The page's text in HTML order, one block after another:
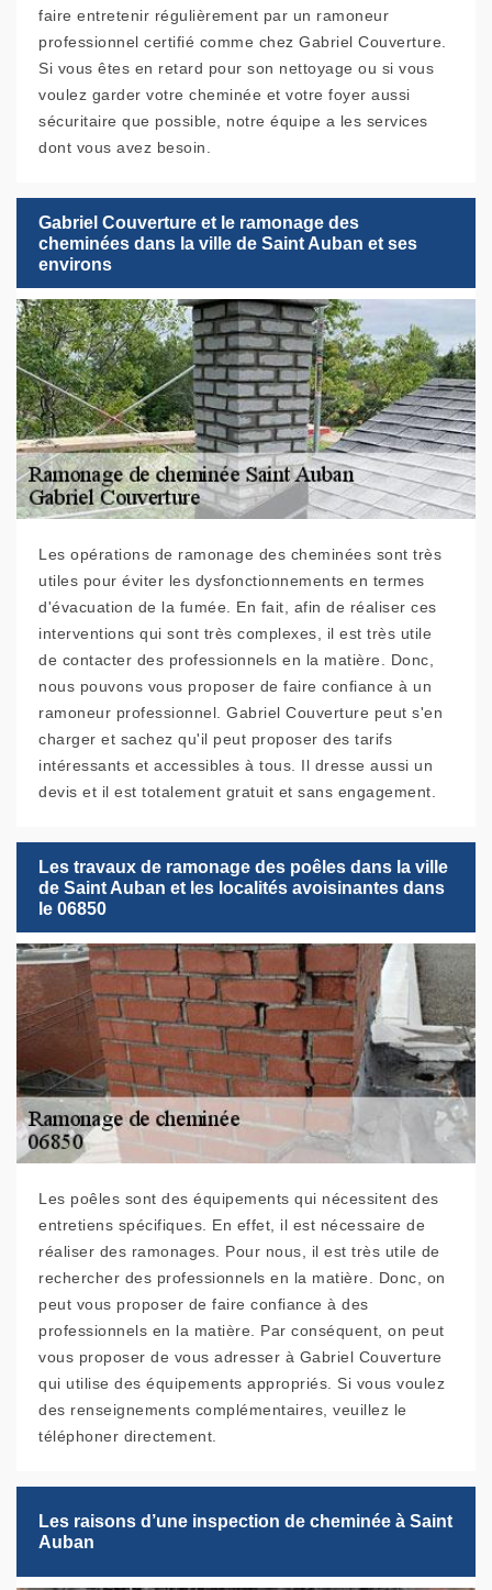
faire entretenir régulièrement par un ramoneur
professionnel certifié comme chez Gabriel Couverture.
Si vous êtes en retard pour son nettoyage ou si vous
voulez garder votre cheminée et votre foyer aussi
sécuritaire que possible, notre équipe a les services
dont vous avez besoin.
Gabriel Couverture et le ramonage des
cheminées dans la ville de Saint Auban et ses
environs
Les opérations de ramonage des cheminées sont très
utiles pour éviter les dysfonctionnements en termes
d'évacuation de la fumée. En fait, afin de réaliser ces
interventions qui sont très complexes, il est très utile
de contacter des professionnels en la matière. Donc,
nous pouvons vous proposer de faire confiance à un
ramoneur professionnel. Gabriel Couverture peut s'en
charger et sachez qu'il peut proposer des tarifs
intéressants et accessibles à tous. Il dresse aussi un
devis et il est totalement gratuit et sans engagement.
Les travaux de ramonage des poêles dans la ville
de Saint Auban et les localités avoisinantes dans
le 06850
Les poêles sont des équipements qui nécessitent des
entretiens spécifiques. En effet, il est nécessaire de
réaliser des ramonages. Pour nous, il est très utile de
rechercher des professionnels en la matière. Donc, on
peut vous proposer de faire confiance à des
professionnels en la matière. Par conséquent, on peut
vous proposer de vous adresser à Gabriel Couverture
qui utilise des équipements appropriés. Si vous voulez
des renseignements complémentaires, veuillez le
téléphoner directement.
Les raisons d’une inspection de cheminée à Saint
Auban